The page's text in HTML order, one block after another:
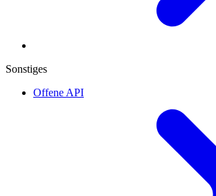
Sonstiges
Offene API